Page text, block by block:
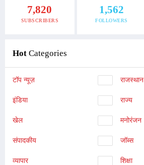
7,820
SUBSCRIBERS
1,562
FOLLOWERS
Hot Categories
टॉप न्यूज़ राजस्थान
इंडिया राज्य
खेल मनोरंजन
संपादकीय जॉब्स
व्यापार शिक्षा